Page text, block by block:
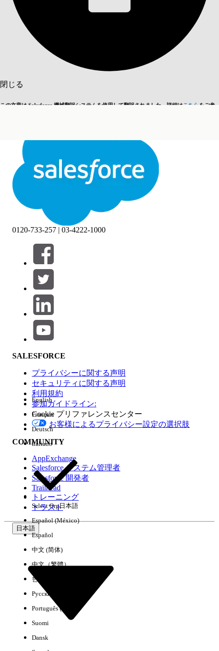
閉じる
この文章は Salesforce 機械翻訳システムを使用して翻訳されました。詳細はこちら をご参
閉じる 閉じる
絞り込み条件 (0)
絞り込み条件を選択
製品エリア
機能の影響
エディション
環境
0120-733-257 | 03-4222-1000
SALESFORCE
プライバシーに関する声明
セキュリティに関する声明
利用規約
参加ガイドライン:
Cookie プリファレンスセンター
お客様によるプライバシー設定の選択肢
COMMUNITY
AppExchange
Salesforce システム管理者
Salesforce 開発者
Trailhead
トレーニング
トラスト
日本語
English
Français
Deutsch
Italiano
Select Org日本語
Español (México)
Español
中文 (简体)
中文（繁體）
한국어
Русский
Português (Brasil)
Suomi
Dansk